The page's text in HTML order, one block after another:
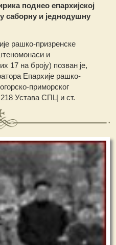
поднео епархијској
саборну и једнодушну
рашко-призренске
и
17 на броју) позван је,
Епархије рашко-
приморског
Устава СПЦ и ст.